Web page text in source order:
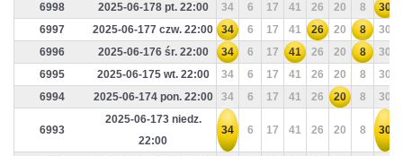
6998
2025-06-178 pt. 22:00 34 6 17 41 26 20 8 30
6997
2025-06-177 czw. 22:00 34 6 17 41 26 20 8 30
6996
2025-06-176 śr. 22:00 34 6 17 41 26 20 8 30
6995
2025-06-175 wt. 22:00 34 6 17 41 26 20 8 30
6994
2025-06-174 pon. 22:00 34 6 17 41 26 20 8 30
6993
2025-06-173 niedz.
22:00
34 6 17 41 26 20 8 30